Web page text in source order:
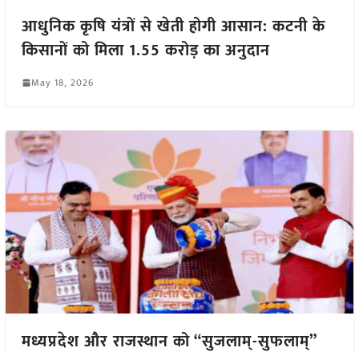
आधुनिक कृषि यंत्रों से खेती होगी आसान: कटनी के
किसानों को मिला 1.55 करोड़ का अनुदान
May 18, 2026
मध्यप्रदेश और राजस्थान को “सुजलाम्-सुफलाम्”